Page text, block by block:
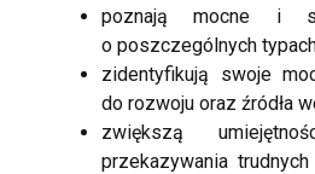
poznają mocne i
o poszczególnych
zidentyfikują swoje
do rozwoju oraz źródła
zwiększą
przekazywania